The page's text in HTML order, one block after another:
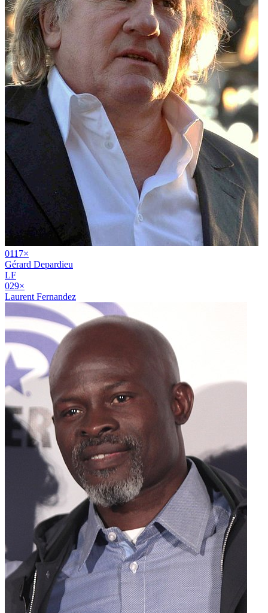
0117×
Gérard Depardieu
LF
029×
Laurent Fernandez